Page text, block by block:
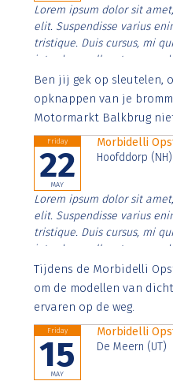
Lorem ipsum dolor sit
elit. Suspendisse varius
tristique. Duis cursus, mi
interdum nulla, ut
Aenean faucibus nibh et
imperdiet. Nunc ut sem
Ben jij gek op sleutelen,
opknappen van je
Motormarkt Balkbrug
Friday
22
MAY
Morbidelli
Hoofddorp (NH)
Lorem ipsum dolor sit
elit. Suspendisse varius
tristique. Duis cursus, mi
interdum nulla, ut
Aenean faucibus nibh et
imperdiet. Nunc ut sem
Tijdens de Morbidelli
om de modellen van
ervaren op de weg.
Friday
15
MAY
Morbidelli
De Meern (UT)